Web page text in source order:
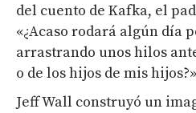
del cuento de Kafka, el
«¿Acaso rodará algún día
arrastrando unos hilos
o de los hijos de mis
Jeff Wall construyó un